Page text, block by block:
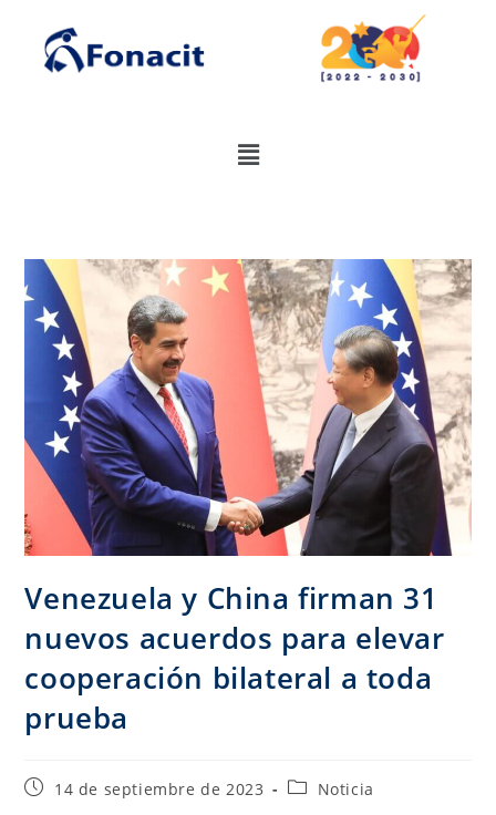
Venezuela y China firman 31
nuevos acuerdos para elevar
cooperación bilateral a toda
prueba
14 de septiembre de 2023 Noticia